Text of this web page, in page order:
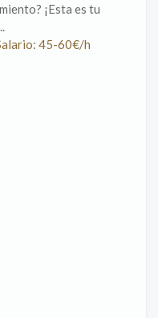
¡Esta es tu
45-60€/h